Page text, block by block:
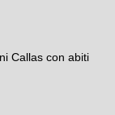
Callas con abiti